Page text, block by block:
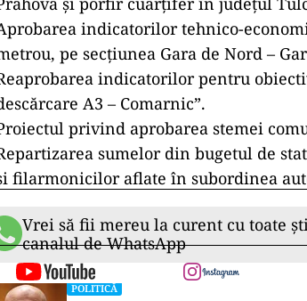
indicatorilor tehnico-
pe secțiunea Gara de Nord –
indicatorilor pentru
A3 – Comarnic”.
privind aprobarea stemei
sumelor din bugetul de
filarmonicilor aflate în subordinea
Vrei să fii mereu la curent cu toate
canalul de WhatsApp
POLITICĂ